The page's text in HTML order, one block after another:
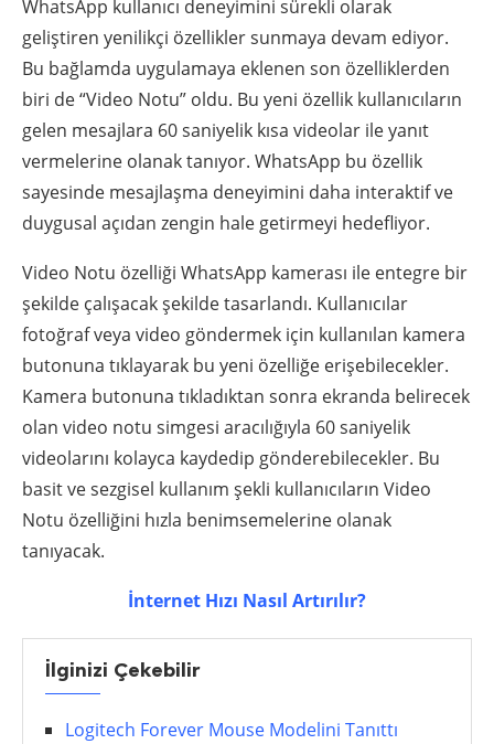
WhatsApp kullanıcı deneyimini sürekli olarak
geliştiren yenilikçi özellikler sunmaya devam ediyor.
Bu bağlamda uygulamaya eklenen son özelliklerden
biri de “Video Notu” oldu. Bu yeni özellik kullanıcıların
gelen mesajlara 60 saniyelik kısa videolar ile yanıt
vermelerine olanak tanıyor. WhatsApp bu özellik
sayesinde mesajlaşma deneyimini daha interaktif ve
duygusal açıdan zengin hale getirmeyi hedefliyor.
Video Notu özelliği WhatsApp kamerası ile entegre bir
şekilde çalışacak şekilde tasarlandı. Kullanıcılar
fotoğraf veya video göndermek için kullanılan kamera
butonuna tıklayarak bu yeni özelliğe erişebilecekler.
Kamera butonuna tıkladıktan sonra ekranda belirecek
olan video notu simgesi aracılığıyla 60 saniyelik
videolarını kolayca kaydedip gönderebilecekler. Bu
basit ve sezgisel kullanım şekli kullanıcıların Video
Notu özelliğini hızla benimsemelerine olanak
tanıyacak.
İnternet Hızı Nasıl Artırılır?
İlginizi Çekebilir
Logitech Forever Mouse Modelini Tanıttı